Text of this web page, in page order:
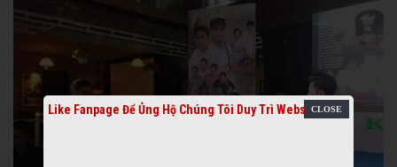
Like Fanpage Để Ủng Hộ Chúng Tôi Duy Trì Website